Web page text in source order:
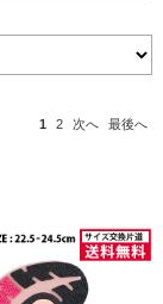
1 2 次へ 最後へ